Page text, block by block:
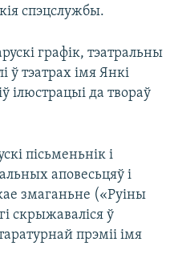
спэцслужбы.
графік, тэатральны
ў тэатрах імя Янкі
ілюстрацыі да твораў
пісьменьнік і
аповесьцяў і
змаганьне («Руіны
скрыжаваліся ў
прэміі імя